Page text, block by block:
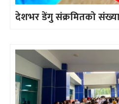
देशभर डेंगु संक्रमितको